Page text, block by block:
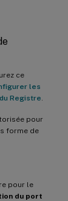
ce
les
Registre
pour
forme de
pour le
du port